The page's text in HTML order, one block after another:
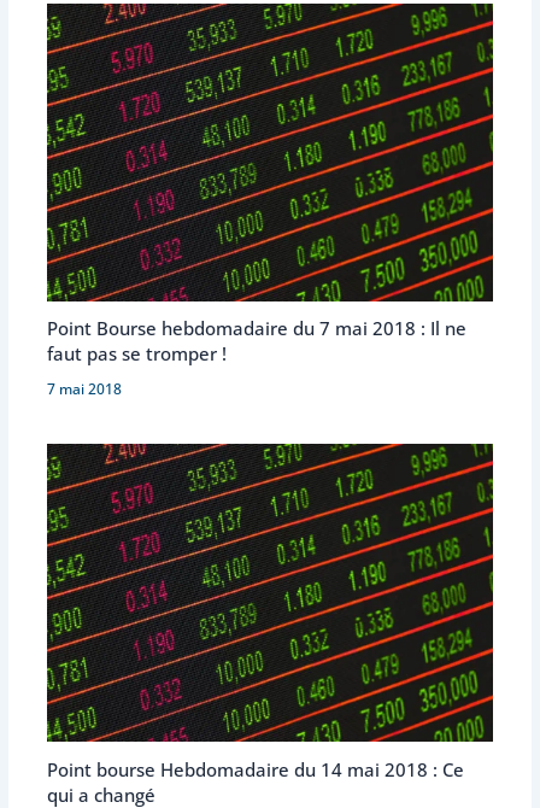
Point Bourse hebdomadaire du 7 mai 2018 : Il ne
faut pas se tromper !
7 mai 2018
Point bourse Hebdomadaire du 14 mai 2018 : Ce
qui a changé